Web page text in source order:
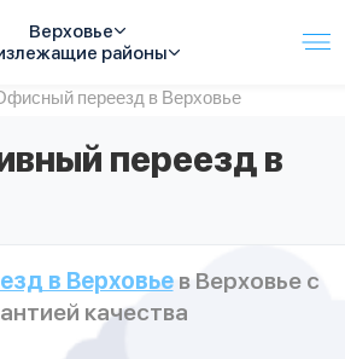
Верховье
районы
переезд в Верховье
переезд в
в Верховьев Верховье с
качества